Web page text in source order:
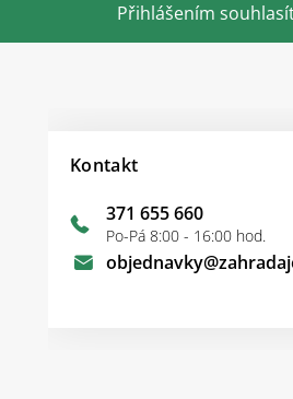
Přihlášením
Kontakt
objednavky@
371 655 660
Po-Pá 8:00 - 16:00 hod.